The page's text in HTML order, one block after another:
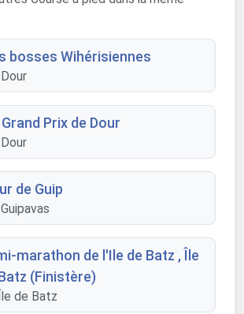
bosses Wihérisiennes
Dour
Prix de Dour
Dour
de Guip
Guipavas
marathon de l'Ile de Batz , Île
(Finistère)
de Batz